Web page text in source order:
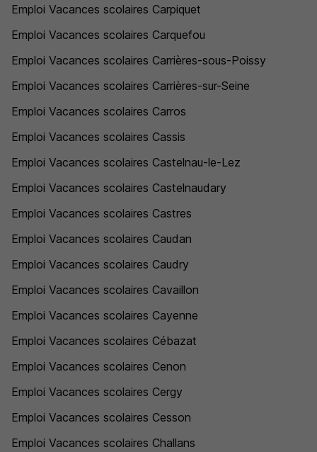
Emploi Vacances scolaires Carpiquet
Emploi Vacances scolaires Carquefou
Emploi Vacances scolaires Carrières-sous-Poissy
Emploi Vacances scolaires Carrières-sur-Seine
Emploi Vacances scolaires Carros
Emploi Vacances scolaires Cassis
Emploi Vacances scolaires Castelnau-le-Lez
Emploi Vacances scolaires Castelnaudary
Emploi Vacances scolaires Castres
Emploi Vacances scolaires Caudan
Emploi Vacances scolaires Caudry
Emploi Vacances scolaires Cavaillon
Emploi Vacances scolaires Cayenne
Emploi Vacances scolaires Cébazat
Emploi Vacances scolaires Cenon
Emploi Vacances scolaires Cergy
Emploi Vacances scolaires Cesson
Emploi Vacances scolaires Challans